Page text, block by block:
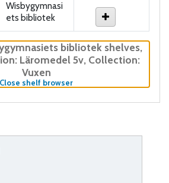
Wisbygymnasi
ets bibliotek
bibliotek shelves,
Läromedel 5v, Collection:
Vuxen
Close shelf browser(Hides shelf browser)